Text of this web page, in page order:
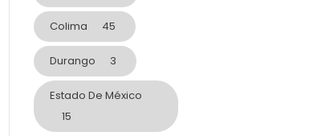
Colima 45
Durango 3
Estado De México
15